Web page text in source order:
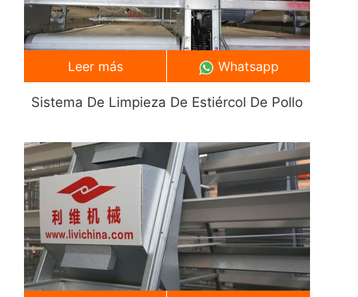
Sistema De Limpieza De Estiércol De Pollo
Leer más Whatsapp